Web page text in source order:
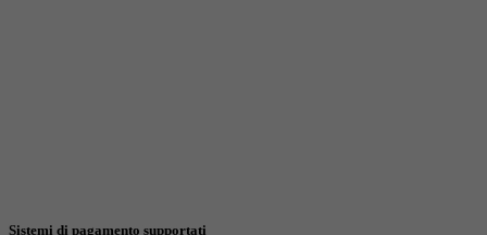
Sistemi di pagamento supportati